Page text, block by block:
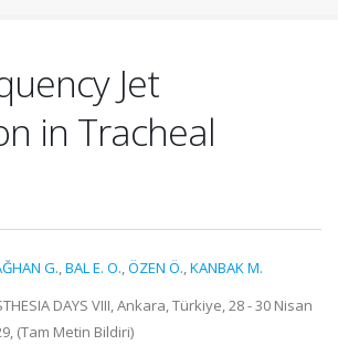
Jet
in Tracheal
G.,BAL E. O.,ÖZEN Ö.,KANBAK M.
DAYS VIII, Ankara, Türkiye, 28 - 30 Nisan
(Tam Metin Bildiri)